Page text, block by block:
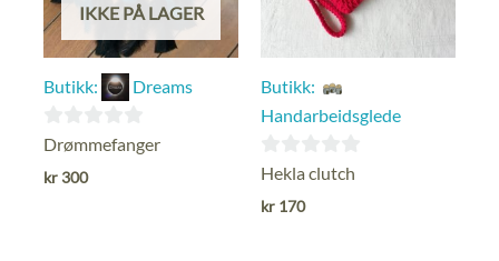
IKKE PÅ LAGER
Butikk: Dreams
0
ut
Drømmefanger
kr 300
Butikk:
Handarbeidsglede
0
ut
Hekla clutch
kr 170